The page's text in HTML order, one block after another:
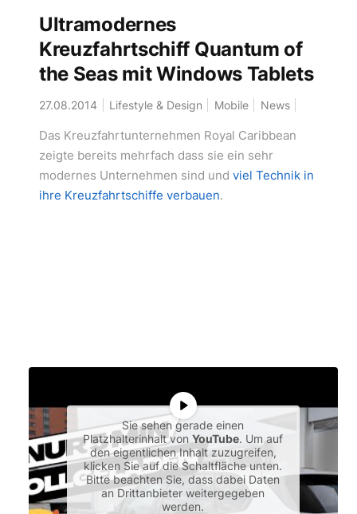
Ultramodernes
Kreuzfahrtschiff Quantum of
the Seas mit Windows Tablets
27.08.2014 Lifestyle & Design Mobile News
Das Kreuzfahrtunternehmen Royal Caribbean
zeigte bereits mehrfach dass sie ein sehr
modernes Unternehmen sind und viel Technik in
ihre Kreuzfahrtschiffe verbauen.
Sie sehen gerade einen
Platzhalterinhalt vonYouTube. Um auf
den eigentlichen Inhalt zuzugreifen,
klicken Sie auf die Schaltfläche unten.
Bitte beachten Sie, dass dabei Daten
an Drittanbieter weitergegeben
werden.